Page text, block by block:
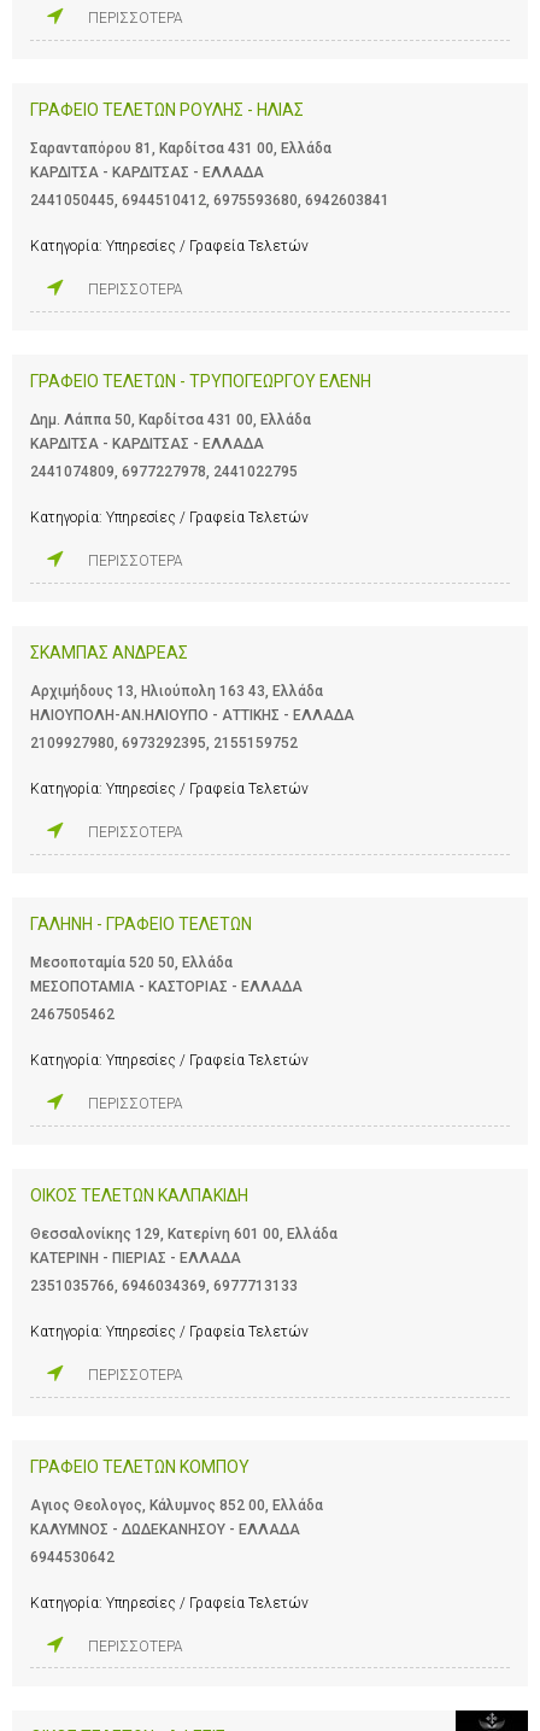
ΠΕΡΙΣΣΟΤΕΡΑ
ΓΡΑΦΕΙΟ ΤΕΛΕΤΩΝ ΡΟΥΛΗΣ - ΗΛΙΑΣ
Σαρανταπόρου 81, Καρδίτσα 431 00, Ελλάδα
ΚΑΡΔΙΤΣΑ - ΚΑΡΔΙΤΣΑΣ - ΕΛΛΑΔΑ
2441050445, 6944510412, 6975593680, 6942603841
Κατηγορία: Υπηρεσίες / Γραφεία Τελετών
ΠΕΡΙΣΣΟΤΕΡΑ
ΓΡΑΦΕΙΟ ΤΕΛΕΤΩΝ - ΤΡΥΠΟΓΕΩΡΓΟΥ ΕΛΕΝΗ
Δημ. Λάππα 50, Καρδίτσα 431 00, Ελλάδα
ΚΑΡΔΙΤΣΑ - ΚΑΡΔΙΤΣΑΣ - ΕΛΛΑΔΑ
2441074809 6977227978 2441022795
Κατηγορία: Υπηρεσίες / Γραφεία Τελετών
ΠΕΡΙΣΣΟΤΕΡΑ
ΣΚΑΜΠΑΣ ΑΝΔΡΕΑΣ
Αρχιμήδους 13, Ηλιούπολη 163 43, Ελλάδα
ΗΛΙΟΥΠΟΛΗ-ΑΝ.ΗΛΙΟΥΠΟ - ΑΤΤΙΚΗΣ - ΕΛΛΑΔΑ
2109927980 6973292395 2155159752
Κατηγορία: Υπηρεσίες / Γραφεία Τελετών
ΠΕΡΙΣΣΟΤΕΡΑ
ΓΑΛΗΝΗ - ΓΡΑΦΕΙΟ ΤΕΛΕΤΩΝ
Μεσοποταμία 520 50, Ελλάδα
ΜΕΣΟΠΟΤΑΜΙΑ - ΚΑΣΤΟΡΙΑΣ - ΕΛΛΑΔΑ
2467505462
Κατηγορία: Υπηρεσίες / Γραφεία Τελετών
ΠΕΡΙΣΣΟΤΕΡΑ
ΟΙΚΟΣ ΤΕΛΕΤΩΝ ΚΑΛΠΑΚΙΔΗ
Θεσσαλονίκης 129, Κατερίνη 601 00, Ελλάδα
ΚΑΤΕΡΙΝΗ - ΠΙΕΡΙΑΣ - ΕΛΛΑΔΑ
2351035766 6946034369 6977713133
Κατηγορία: Υπηρεσίες / Γραφεία Τελετών
ΠΕΡΙΣΣΟΤΕΡΑ
ΓΡΑΦΕΙΟ ΤΕΛΕΤΩΝ ΚΟΜΠΟΥ
Αγιος Θεολογος, Κάλυμνος 852 00, Ελλάδα
ΚΑΛΥΜΝΟΣ - ΔΩΔΕΚΑΝΗΣΟΥ - ΕΛΛΑΔΑ
6944530642
Κατηγορία: Υπηρεσίες / Γραφεία Τελετών
ΠΕΡΙΣΣΟΤΕΡΑ